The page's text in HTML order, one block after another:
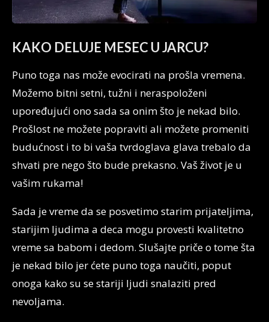
KAKO DELUJE MESEC U JARCU?
Puno toga nas može evocirati na prošla vremena.
Možemo bitni setni, tužni i neraspoloženi
upoređujući ono sada sa onim što je nekad bilo.
Prošlost ne možete popraviti ali možete promeniti
budućnost i to bi vaša tvrdoglava glava trebalo da
shvati pre nego što bude prekasno. Vaš život je u
vašim rukama!
Sada je vreme da se posvetimo starim prijateljima,
starijim ljudima a deca mogu provesti kvalitetno
vreme sa babom i dedom. Slušajte priče o tome šta
je nekad bilo jer ćete puno toga naučiti, poput
onoga kako su se stariji ljudi snalaziti pred
nevoljama.